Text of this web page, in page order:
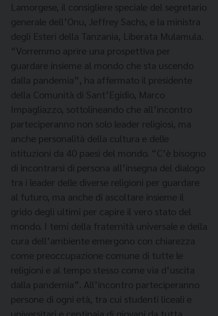
Lamorgese, il consigliere speciale del segretario
generale dell’Onu, Jeffrey Sachs, e la ministra
degli Esteri della Tanzania, Liberata Mulamula.
“Vorremmo aprire una prospettiva per
guardare insieme al mondo che sta uscendo
dalla pandemia”, ha affermato il presidente
della Comunità di Sant’Egidio, Marco
Impagliazzo, sottolineando che all’incontro
parteciperanno non solo leader religiosi, ma
anche personalità della cultura e delle
istituzioni da 40 paesi del mondo. “C’è bisogno
di incontrarsi di persona all’insegna del dialogo
tra i leader delle diverse religioni per guardare
al futuro, ma anche di ascoltare insieme il
grido degli ultimi per capire il vero stato del
mondo. I temi della fraternità universale e della
cura dell’ambiente emergono con chiarezza
come preoccupazione comune di tutte le
religioni e al tempo stesso come via d’uscita
dalla pandemia”. All’incontro parteciperanno
persone di ogni età, tra cui studenti liceali e